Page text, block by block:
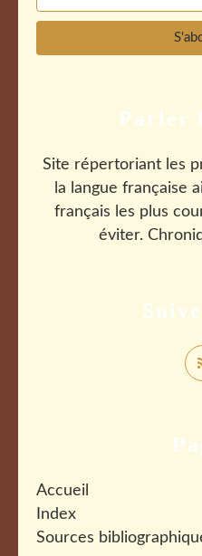
Accueil
Index
Sources
Parler
Site répertoriant les
la langue française
français les plus
éviter.